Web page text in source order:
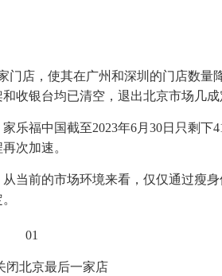
门店，使其在广州和深圳的门店数量
收银台均已清空，退出北京市场几成
乐福中国截至2023年6月30日只剩下
次加速。
当前的市场环境来看，仅仅通过瘦身
01
闭北京最后一家店